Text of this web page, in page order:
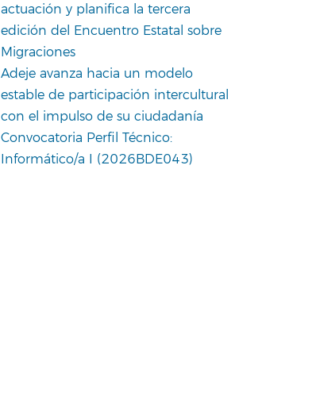
actuación y planifica la tercera
edición del Encuentro Estatal sobre
Migraciones
Adeje avanza hacia un modelo
estable de participación intercultural
con el impulso de su ciudadanía
Convocatoria Perfil Técnico:
Informático/a I (2026BDE043)